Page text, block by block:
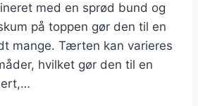
med en sprød bund og
på toppen gør den til en
mange. Tærten kan varieres
hvilket gør den til en